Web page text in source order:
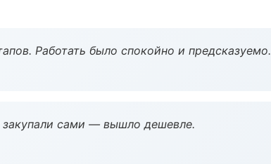
Работать было спокойно и предсказуемо.
сами — вышло дешевле.